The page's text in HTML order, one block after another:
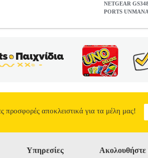
NETGEAR
PORTS
•NETGEAR στην κατηγορία
με μέγιστη ταχύτητα
Μεταγωγής: 96 Gbps.• Πρότυπο
MAC: 16Κ.• Buffer size: 1.5MB.•
NETGEAR GS348 48 PORTS
προσφορές αποκλειστικά για τα μέλη μας!
Υπηρεσίες Ακολουθήστε